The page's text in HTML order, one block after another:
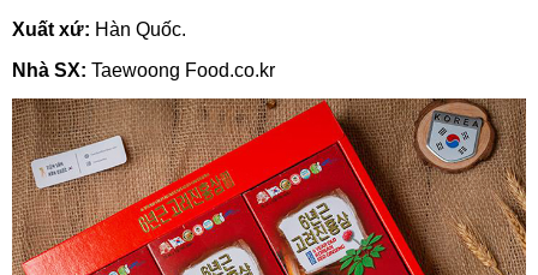
Xuất xứ: Hàn Quốc.
Nhà SX: Taewoong Food.co.kr